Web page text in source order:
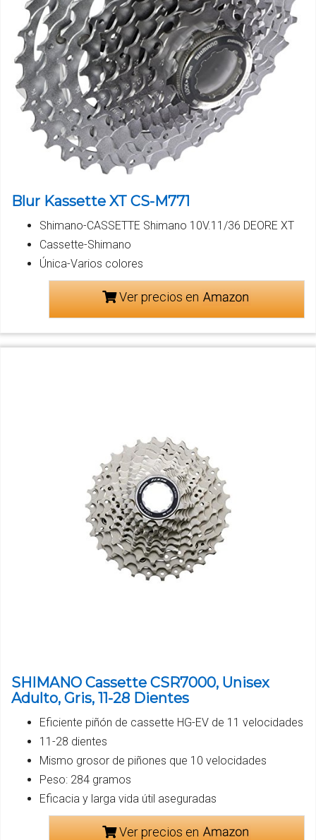
Blur Kassette XT CS-M771
Shimano-CASSETTE Shimano 10V.11/36 DEORE XT
Cassette-Shimano
Única-Varios colores
Ver precios en
SHIMANO Cassette CSR7000, Unisex
Adulto, Gris, 11-28 Dientes
Eficiente piñón de cassette HG-EV de 11 velocidades
11-28 dientes
Mismo grosor de piñones que 10 velocidades
Peso: 284 gramos
Eficacia y larga vida útil aseguradas
Ver precios en